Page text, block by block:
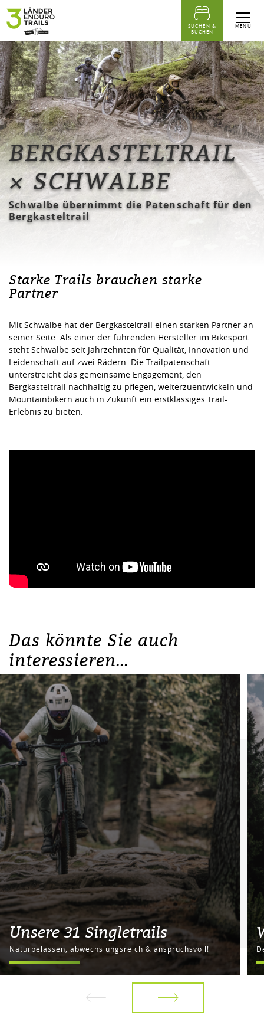
Inhaltstabelle
Starke Trails brauchen starke Partner
Das könnte Sie auch interessieren...
MENÜ
SUCHEN &
BUCHEN
BERGKASTELTRAIL
× SCHWALBE
Schwalbe übernimmt die Patenschaft für den
Bergkasteltrail
Starke Trails brauchen starke
Partner
Mit Schwalbe hat der Bergkasteltrail einen starken Partner an
seiner Seite. Als einer der führenden Hersteller im Bikesport
steht Schwalbe seit Jahrzehnten für Qualität, Innovation und
Leidenschaft auf zwei Rädern. Die Trailpatenschaft
unterstreicht das gemeinsame Engagement, den
Bergkasteltrail nachhaltig zu pflegen, weiterzuentwickeln und
Mountainbikern auch in Zukunft ein erstklassiges Trail-
Erlebnis zu bieten.
Das könnte Sie auch
interessieren...
Unsere 31 Singletrails
Naturbelassen, abwechslungsreich & anspruchsvoll!